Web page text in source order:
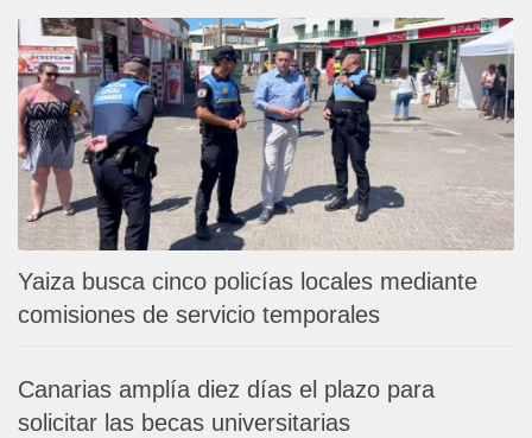
Yaiza busca cinco policías locales mediante
comisiones de servicio temporales
Canarias amplía diez días el plazo para
solicitar las becas universitarias